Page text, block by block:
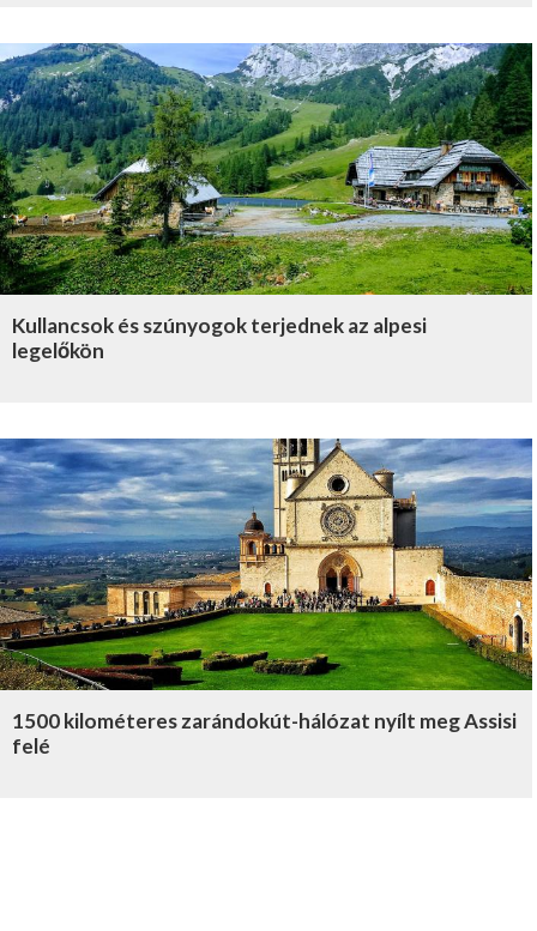
Kullancsok és szúnyogok terjednek az alpesi
legelőkön
1500 kilométeres zarándokút-hálózat nyílt meg Assisi
felé